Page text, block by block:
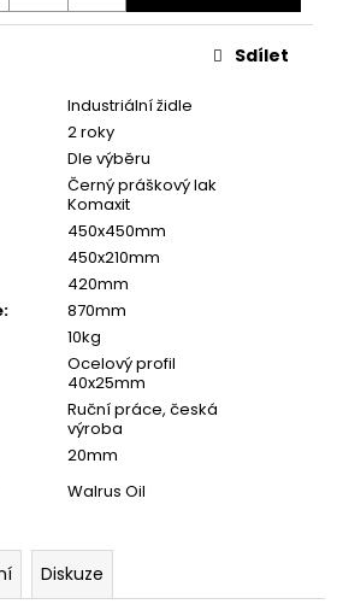
Industriální židle
2 roky
Dle výběru
Černý práškový lak
Komaxit
450x450mm
450x210mm
420mm
:
870mm
10kg
Ocelový profil
40x25mm
Ruční práce, česká
výroba
20mm
Walrus Oil
Sdílet
Diskuze